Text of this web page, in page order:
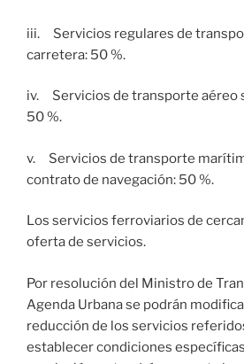
iii. Servicios regulares de
carretera: 50 %.
iv. Servicios de transporte aéreo
50 %.
v. Servicios de transporte
contrato de navegación: 50 %.
Los servicios ferroviarios de
oferta de servicios.
Por resolución del Ministro de
Agenda Urbana se podrán
reducción de los servicios
establecer condiciones